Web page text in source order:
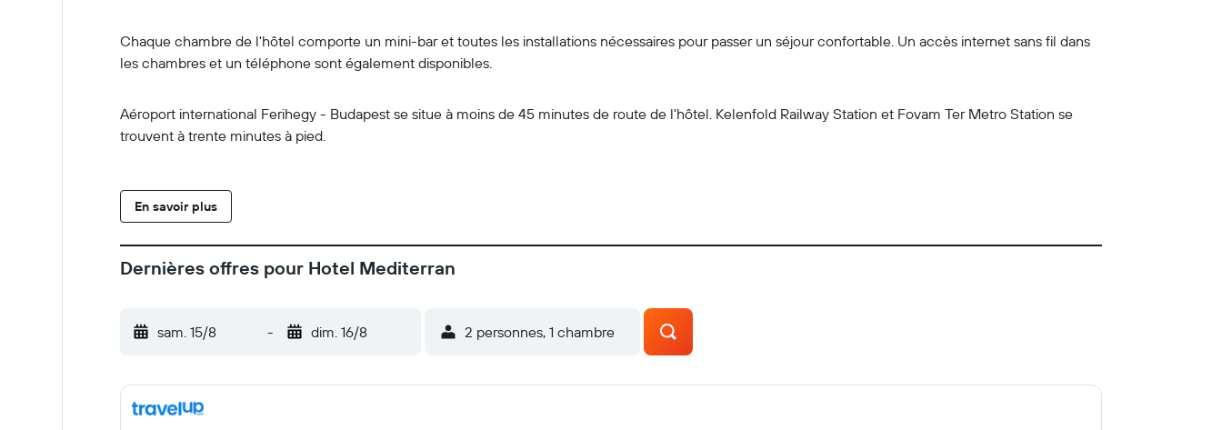
Chaque chambre de l'hôtel comporte un mini-bar et toutes les installations nécessaires pour passer un séjour confortable. Un accès internet sans fil dans
les chambres et un téléphone sont également disponibles.
Aéroport international Ferihegy - Budapest se situe à moins de 45 minutes de route de l'hôtel. Kelenfold Railway Station et Fovam Ter Metro Station se
trouvent à trente minutes à pied.
En savoir plus
Dernières offres pour Hotel Mediterran
sam. 15/8 - dim. 16/8 2 personnes, 1 chambre